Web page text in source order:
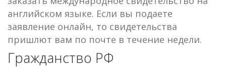
английском языке. Если вы подаете
заявление онлайн, то свидетельства
пришлют вам по почте в течение недели.
Гражданство РФ